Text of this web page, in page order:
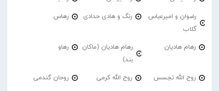
رضوان و امیرعباس
گلاب
رنگ و هادی حدادی رهاس
رهام هادیان
رهام هادیان (ماکان
بند)
رهاو
روح الله تجسس روح الله کرمی روحان گندمی